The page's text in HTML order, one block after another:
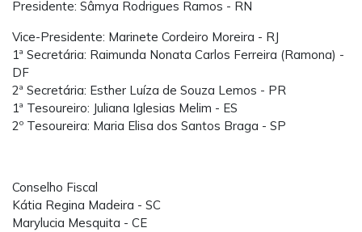
Presidente: Sâmya Rodrigues Ramos - RN
Vice-Presidente: Marinete Cordeiro Moreira - RJ
1ª Secretária: Raimunda Nonata Carlos Ferreira (Ramona) -
DF
2ª Secretária: Esther Luíza de Souza Lemos - PR
1ª Tesoureiro: Juliana Iglesias Melim - ES
2º Tesoureira: Maria Elisa dos Santos Braga - SP
Conselho Fiscal
Kátia Regina Madeira - SC
Marylucia Mesquita - CE